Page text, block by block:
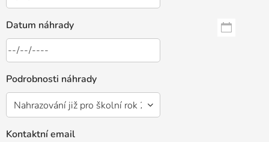
Datum náhrady
Podrobnosti náhrady
Kontaktní email